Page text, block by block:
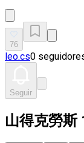
76
leo.cs0
Seguir
山得克勞斯